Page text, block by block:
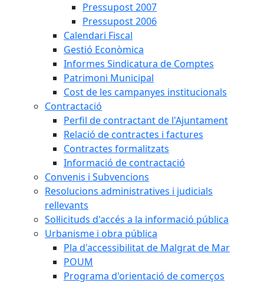
Pressupost 2007
Pressupost 2006
Calendari Fiscal
Gestió Econòmica
Informes Sindicatura de Comptes
Patrimoni Municipal
Cost de les campanyes institucionals
Contractació
Perfil de contractant de l'Ajuntament
Relació de contractes i factures
Contractes formalitzats
Informació de contractació
Convenis i Subvencions
Resolucions administratives i judicials
rellevants
Sol·licituds d'accés a la informació pública
Urbanisme i obra pública
Pla d'accessibilitat de Malgrat de Mar
POUM
Programa d'orientació de comerços